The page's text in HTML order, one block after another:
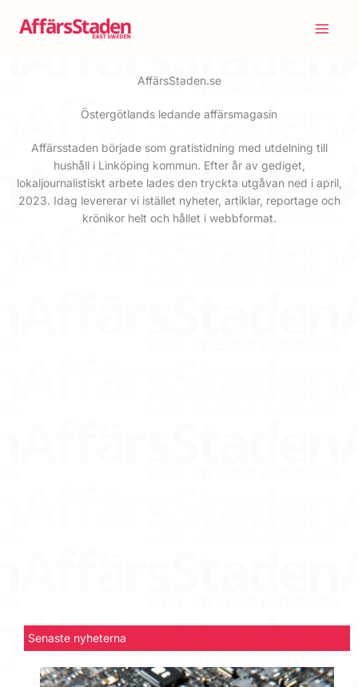
AffärsStaden.se
Östergötlands ledande affärsmagasin
Affärsstaden började som gratistidning med utdelning till
hushåll i Linköping kommun. Efter år av gediget,
lokaljournalistiskt arbete lades den tryckta utgåvan ned i april,
2023. Idag levererar vi istället nyheter, artiklar, reportage och
krönikor helt och hållet i webbformat.
Senaste nyheterna